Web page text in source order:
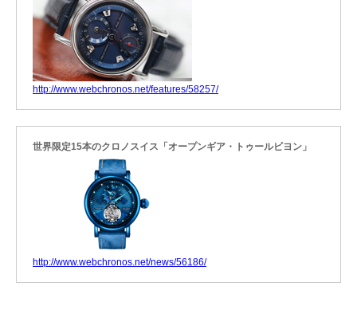
http://www.webchronos.net/features/58257/
世界限定15本のクロノスイス「オープンギア・トゥールビヨン」
http://www.webchronos.net/news/56186/